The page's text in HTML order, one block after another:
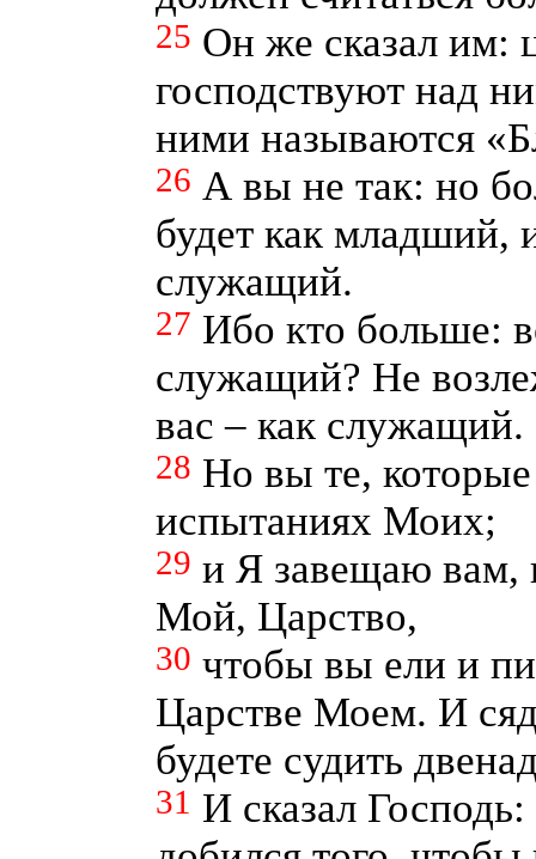
25 Он же сказал им:
господствуют над
ними называются
26 А вы не так: но
будет как младший,
служащий.
27 Ибо кто больше:
служащий? Не
вас – как служащий.
28 Но вы те,
испытаниях Моих;
29 и Я завещаю вам,
Мой, Царство,
30 чтобы вы ели и
Царстве Моем. И
будете судить
31 И сказал